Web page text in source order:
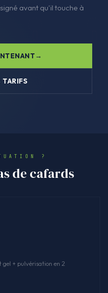
avant qu'il touche à
TARIFS
?
de cafards
+ pulvérisation en 2